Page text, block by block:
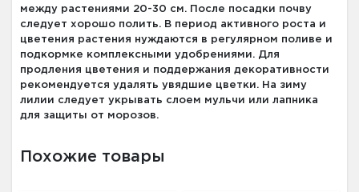
между растениями 20-30 см. После посадки почву
следует хорошо полить. В период активного роста и
цветения растения нуждаются в регулярном поливе и
подкормке комплексными удобрениями. Для
продления цветения и поддержания декоративности
рекомендуется удалять увядшие цветки. На зиму
лилии следует укрывать слоем мульчи или лапника
для защиты от морозов.
Похожие товары